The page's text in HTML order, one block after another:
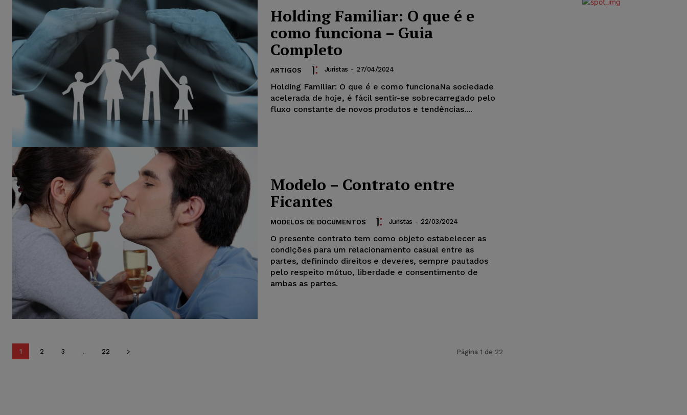
Holding Familiar: O que é e
como funciona – Guia
Completo
ARTIGOS Juristas - 27/04/2024
Holding Familiar: O que é e como funciona​Na sociedade
acelerada de hoje, é fácil sentir-se sobrecarregado pelo
fluxo constante de novos produtos e tendências....
Modelo – Contrato entre
Ficantes
MODELOS DE DOCUMENTOS Juristas - 22/03/2024
O presente contrato tem como objeto estabelecer as
condições para um relacionamento casual entre as
partes, definindo direitos e deveres, sempre pautados
pelo respeito mútuo, liberdade e consentimento de
ambas as partes.
1 2 3 ... 22 Página 1 de 22